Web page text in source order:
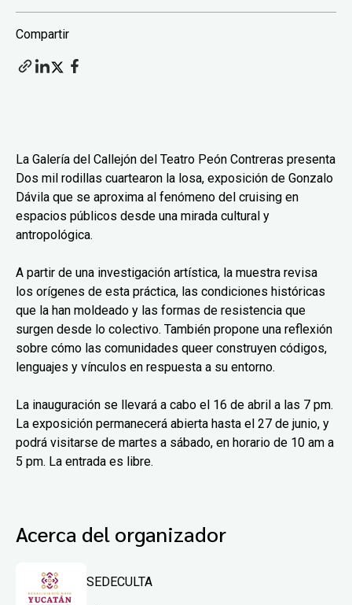
Compartir
La Galería del Callejón del Teatro Peón Contreras presenta
Dos mil rodillas cuartearon la losa, exposición de Gonzalo
Dávila que se aproxima al fenómeno del cruising en
espacios públicos desde una mirada cultural y
antropológica.
A partir de una investigación artística, la muestra revisa
los orígenes de esta práctica, las condiciones históricas
que la han moldeado y las formas de resistencia que
surgen desde lo colectivo. También propone una reflexión
sobre cómo las comunidades queer construyen códigos,
lenguajes y vínculos en respuesta a su entorno.
La inauguración se llevará a cabo el 16 de abril a las 7 pm.
La exposición permanecerá abierta hasta el 27 de junio, y
podrá visitarse de martes a sábado, en horario de 10 am a
5 pm. La entrada es libre.
Acerca del organizador
SEDECULTA